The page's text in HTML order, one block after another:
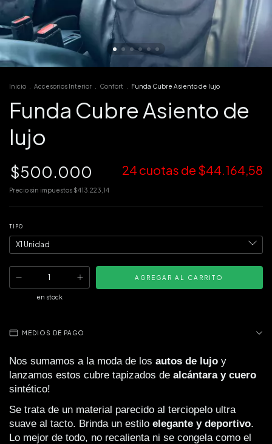
Inicio Accesorios Interior Confort Funda Cubre Asiento de lujo
Funda Cubre Asiento de
lujo
$500.000 24 cuotas de $44.164,58
Precio sin impuestos $413.223,14
TIPO
en stock
MEDIOS DE PAGO
Nos sumamos a la moda de los autos de lujo y
lanzamos estos cubre tapizados de alcántara y cuero
sintético!
Se trata de un material parecido al terciopelo ultra
suave al tacto. Brinda un estilo elegante y deportivo.
Lo mejor de todo, no recalienta ni se congela como el